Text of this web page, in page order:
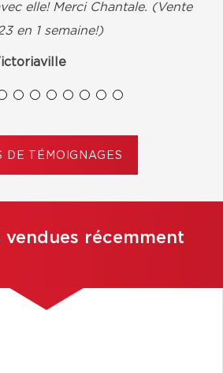
elle! Merci Chantale. (Vente
en 1 semaine!)
DE TÉMOIGNAGES
vendues récemment